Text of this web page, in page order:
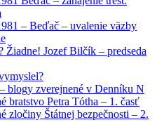
– Beďač – uvalenie väzby
Žiadne! Jozef Bilčík – predseda
blogy zverejnené v Denníku N
bratstvo Petra Tótha – 1. časť
zločiny Štátnej bezpečnosti – 2.